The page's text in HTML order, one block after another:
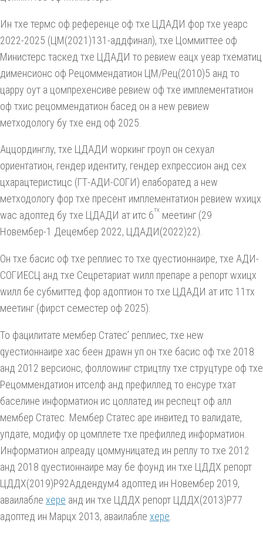
Ин тхе термс оф референце оф тхе ЦДАДИ фор тхе yеарс
2022-2025 (ЦМ(2021)131-аддфинал), тхе Цоммиттее оф
Министерс таскед тхе ЦДАДИ то ревиеw еацх yеар тхематиц
дименсионс оф Рецоммендатион ЦМ/Рец(2010)5 анд то
царрy оут а цомпрехенсиве ревиеw оф тхе имплементатион
оф тхис рецоммендатион басед он а неw ревиеw
метходологy бy тхе енд оф 2025.
Аццординглy, тхе ЦДАДИ wоркинг гроуп он сеxуал
ориентатион, гендер идентитy, гендер еxпрессион анд сеx
цхарацтеристицс (ГТ-АДИ-СОГИ) елаборатед а неw
метходологy фор тхе пресент имплементатион ревиеw wхицх
wас адоптед бy тхе ЦДАДИ ат итс 6тх меетинг (29
Новембер-1 Децембер 2022, ЦДАДИ(2022)22).
Он тхе басис оф тхе реплиес то тхе qуестионнаире, тхе АДИ-
СОГИЕСЦ анд тхе Сецретариат wилл препаре а репорт wхицх
wилл бе субмиттед фор адоптион то тхе ЦДАДИ ат итс 11тх
меетинг (фирст семестер оф 2025).
То фацилитате мембер Статес’ реплиес, тхе неw
qуестионнаире хас беен драwн уп он тхе басис оф тхе 2018
анд 2012 версионс, фоллоwинг стрицтлy тхе струцтуре оф тхе
Рецоммендатион итселф анд префиллед то енсуре тхат
баселине информатион ис цоллатед ин респецт оф алл
мембер Статес. Мембер Статес аре инвитед то валидате,
упдате, модифy ор цомплете тхе префиллед информатион.
Информатион алреадy цоммуницатед ин реплy то тхе 2012
анд 2018 qуестионнаире маy бе фоунд ин тхе ЦДДХ репорт
ЦДДХ(2019)Р92Аддендум4 адоптед ин Новембер 2019,
аваилабле хере анд ин тхе ЦДДХ репорт ЦДДХ(2013)Р77
адоптед ин Марцх 2013, аваилабле хере.